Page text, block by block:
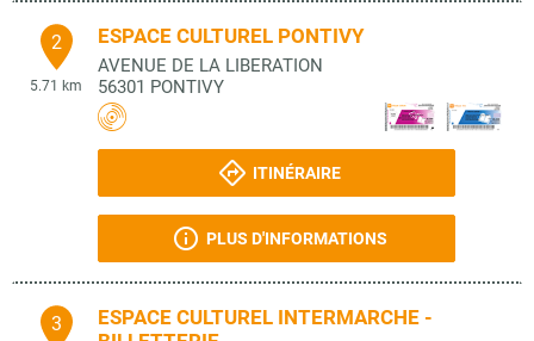
2
5.71 km
ESPACE CULTUREL PONTIVY
AVENUE DE LA LIBERATION
56301 PONTIVY
ITINÉRAIRE
PLUS D'INFORMATIONS
3
ESPACE CULTUREL INTERMARCHE -